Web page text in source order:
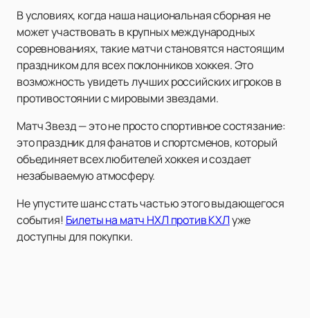
В условиях, когда наша национальная сборная не
может участвовать в крупных международных
соревнованиях, такие матчи становятся настоящим
праздником для всех поклонников хоккея. Это
возможность увидеть лучших российских игроков в
противостоянии с мировыми звездами.
Матч Звезд — это не просто спортивное состязание:
это праздник для фанатов и спортсменов, который
объединяет всех любителей хоккея и создает
незабываемую атмосферу.
Не упустите шанс стать частью этого выдающегося
события! Билеты на матч НХЛ против КХЛуже
доступны для покупки.